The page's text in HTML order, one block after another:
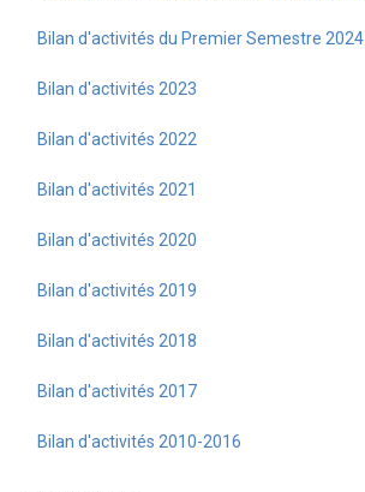
Bilan d'activités du Premier Semestre 2024
Bilan d'activités 2023
Bilan d'activités 2022
Bilan d'activités 2021
Bilan d'activités 2020
Bilan d'activités 2019
Bilan d'activités 2018
Bilan d'activités 2017
Bilan d'activités 2010-2016